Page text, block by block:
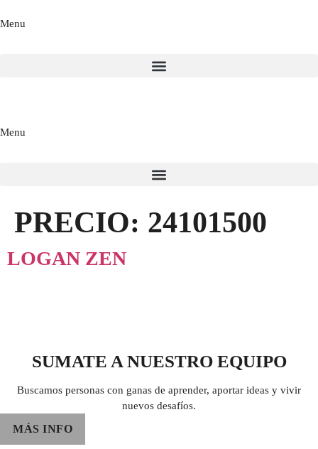
Menu
Menu
PRECIO: 24101500
LOGAN ZEN
SUMATE A NUESTRO EQUIPO
Buscamos personas con ganas de aprender, aportar ideas y vivir
nuevos desafíos.
MÁS INFO